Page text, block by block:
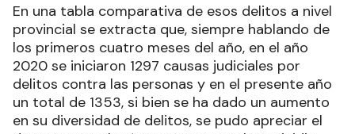
En una tabla comparativa de esos delitos a nivel
provincial se extracta que, siempre hablando de
los primeros cuatro meses del año, en el año
2020 se iniciaron 1297 causas judiciales por
delitos contra las personas y en el presente año
un total de 1353, si bien se ha dado un aumento
en su diversidad de delitos, se pudo apreciar el